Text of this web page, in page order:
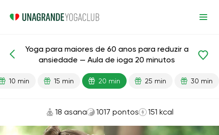
Aulas prontas Idade
Yoga para maiores de 60 anos para reduzir a
ansiedade — Aula de ioga 20 minutos
10 min 15 min 20 min 25 min 30 min
18 asana 1017 pontos 151 kcal